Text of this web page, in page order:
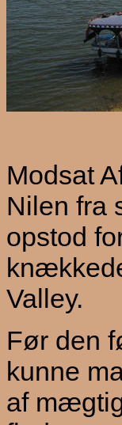
Modsat
Nilen fra
opstod
Valley.
Før den
kunne
af